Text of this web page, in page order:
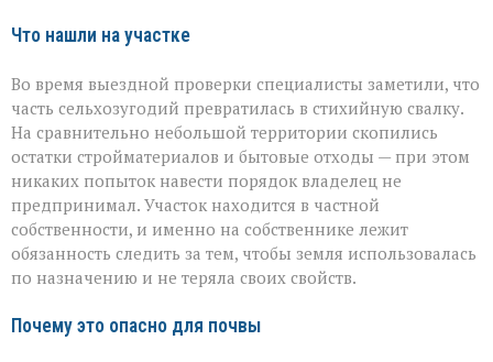
Что нашли на участке
Во время выездной проверки специалисты заметили, что
часть сельхозугодий превратилась в стихийную свалку.
На сравнительно небольшой территории скопились
остатки стройматериалов и бытовые отходы — при этом
никаких попыток навести порядок владелец не
предпринимал. Участок находится в частной
собственности, и именно на собственнике лежит
обязанность следить за тем, чтобы земля использовалась
по назначению и не теряла своих свойств.
Почему это опасно для почвы